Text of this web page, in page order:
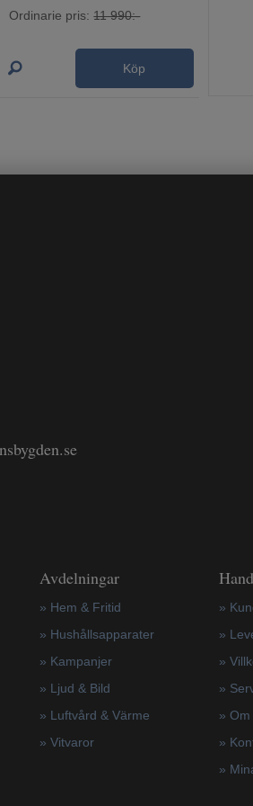
Ordinarie pris: 11 990:-
Köp
Avdelningar
» Hem & Fritid
» Hushållsapparater
» Kampanjer
» Ljud & Bild
» Luftvård & Värme
» Vitvaror
»
»
»
»
» Om
»
»